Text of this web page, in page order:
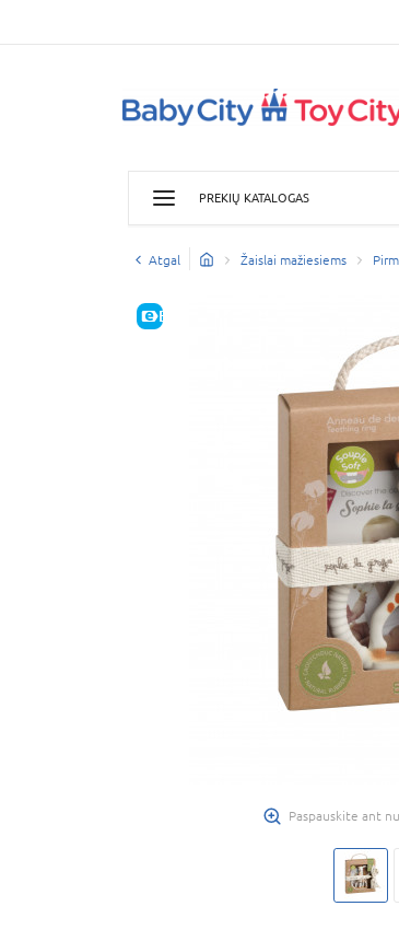
PREKIŲ KATALOGAS
Atgal Žaislai mažiesiems
E-KAINA
Paspauskite ant